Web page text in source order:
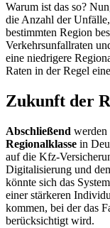
Warum ist das so?
die Anzahl der
bestimmten Region
Verkehrsunfallraten
eine niedrigere
Raten in der Regel
Zukunft der
Abschließend
Regionalklasse in
auf die Kfz-
Digitalisierung und
könnte sich das
einer stärkeren
kommen, bei der das
berücksichtigt wird.